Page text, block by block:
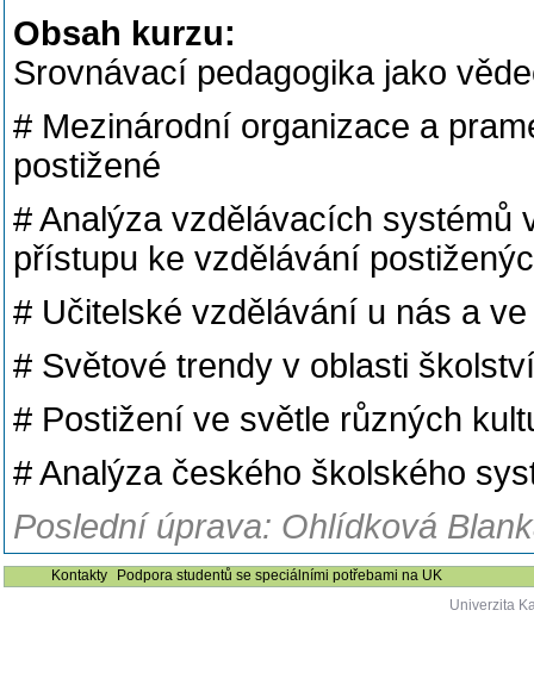
Obsah kurzu:
Srovnávací pedagogika jako
# Mezinárodní organizace a
postižené
# Analýza vzdělávacích systémů
přístupu ke vzdělávání
# Učitelské vzdělávání u nás a
# Světové trendy v oblasti
# Postižení ve světle různých
# Analýza českého školského
Poslední úprava: Ohlídková
Kontakty
Podpora studentů se speciálními potřebami na UK
Univerzita